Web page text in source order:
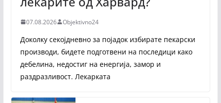
07.08.2026 Objektivno24
Доколку секојдневно за појадок избирате пекарски
производи, бидете подготвени на последици како
дебелина, недостиг на енергија, замор и
раздразливост. Лекарката